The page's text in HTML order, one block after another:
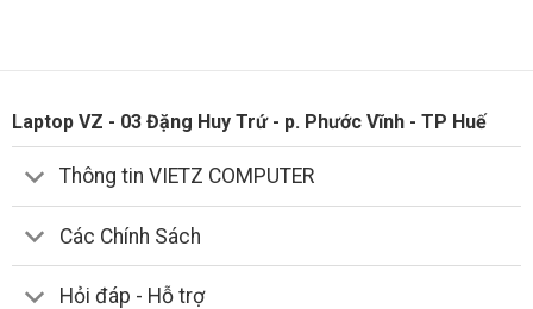
Laptop VZ - 03 Đặng Huy Trứ - p. Phước Vĩnh - TP Huế
Thông tin VIETZ COMPUTER
Các Chính Sách
Hỏi đáp - Hỗ trợ